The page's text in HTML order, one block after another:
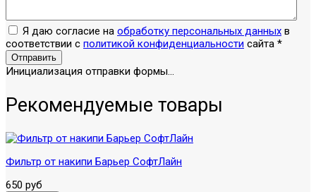
Я даю согласие на обработку персональных данных в
соответствии с политикой конфиденциальности сайта *
Отправить
Инициализация отправки формы...
Рекомендуемые товары
Фильтр от накипи Барьер СофтЛайн
650 руб